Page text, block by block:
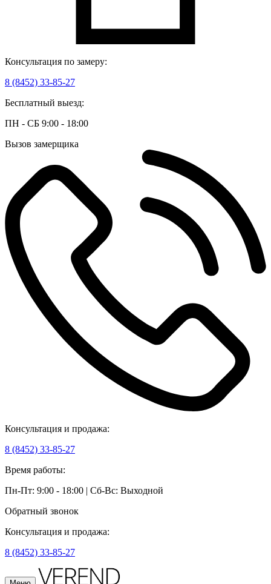
Консультация по замеру:
8 (8452) 33-85-27
Бесплатный выезд:
ПН - СБ 9:00 - 18:00
Вызов замерщика
Консультация и продажа:
8 (8452) 33-85-27
Время работы:
Пн-Пт: 9:00 - 18:00 | Сб-Вс: Выходной
Обратный звонок
Консультация и продажа:
8 (8452) 33-85-27